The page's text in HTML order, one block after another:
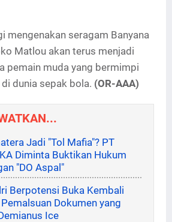
mengenakan seragam Banyana
Matlou akan terus menjadi
pemain muda yang bermimpi
dunia sepak bola. (OR-AAA)
Jadi "Tol Mafia"? PT
Diminta Buktikan Hukum
"DO Aspal"
Berpotensi Buka Kembali
Dokumen yang
Ice